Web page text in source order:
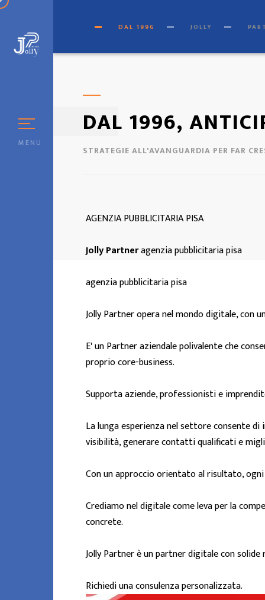
MENU
DAL 1996 JOLLY
DAL 1996,
STRATEGIE ALL'AVANGUARDIA PER FAR
AGENZIA PUBBLICITARIA PISA
Jolly Partneragenzia pubblicitaria pisa
agenzia pubblicitaria pisa
Jolly Partner opera nel mondo digitale, con
E' un Partner aziendale polivalente che
proprio core-business.
Supporta aziende, professionisti e
La lunga esperienza nel settore consente
visibilità, generare contatti qualificati e
Con un approccio orientato al risultato,
Crediamo nel digitale come leva per la
concrete.
Jolly Partner è un partner digitale con
Richiedi una consulenza personalizzata.